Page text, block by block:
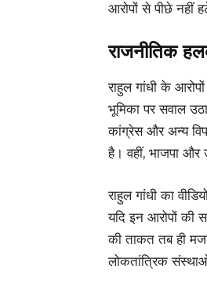
आरोपों से पीछे नहीं
राजनीतिक
राहुल गांधी के
भूमिका पर सवाल
कांग्रेस और अन्य
है। वहीं, भाजपा और
राहुल गांधी का
यदि इन आरोपों की
की ताकत तब ही
लोकतांत्रिक